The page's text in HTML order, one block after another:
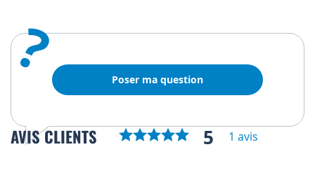
? Poser ma question
AVIS CLIENTS 5 1 avis